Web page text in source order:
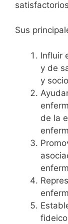
Sus
Influir
y de
y
de la